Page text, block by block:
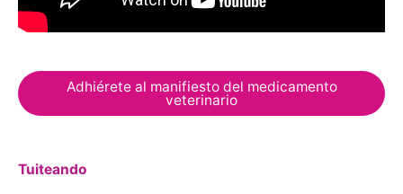
Adhiérete al manifiesto del medicamento
veterinario
Tuiteando